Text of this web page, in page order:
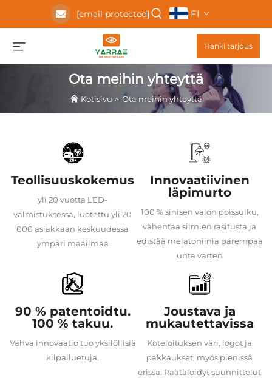
[email protected] FI
Hanki tarjous
Ota meihin yhteyttä
Kotisivu > Ota meihin yhteyttä
Teollisuuskokemus
yli 20 vuotta LED-
valmistuksessa, luotettu yli 20
000 asiakkaan keskuudessa
ympäri maailmaa
Innovaatiivinen
läpimurto
100 % sinisen valon poissulku,
vähentää silmien rasitusta ja
edistää melatoniinia parempaa
unta varten
90 % patentoidtu.
100 % takuu.
Vahva innovaatio tuo yksilöllisiä
kilpailuetuja.
Joustava ja
mukautettavissa
Koteloituksen väri, logot ja
pakkaukset, myös pienissä
erissä. Räätälöidyt suunnittelut